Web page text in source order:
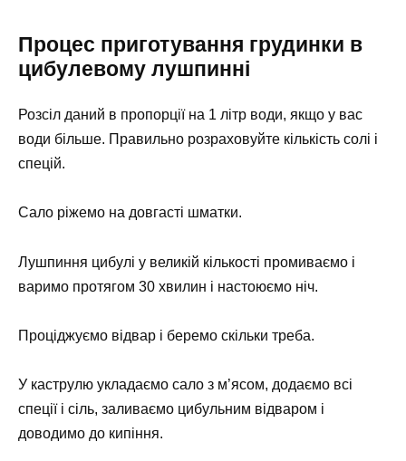
Процес приготування грудинки в
цибулевому лушпинні
Розсіл даний в пропорції на 1 літр води, якщо у вас
води більше. Правильно розраховуйте кількість солі і
спецій.
Сало ріжемо на довгасті шматки.
Лушпиння цибулі у великій кількості промиваємо і
варимо протягом 30 хвилин і настоюємо ніч.
Проціджуємо відвар і беремо скільки треба.
У каструлю укладаємо сало з м’ясом, додаємо всі
спеції і сіль, заливаємо цибульним відваром і
доводимо до кипіння.